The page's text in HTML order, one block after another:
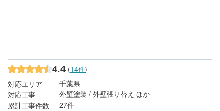
4.4 (14件)
対応エリア
千葉県
対応工事
外壁塗装 / 外壁張り替え ほか
累計工事件数
27件